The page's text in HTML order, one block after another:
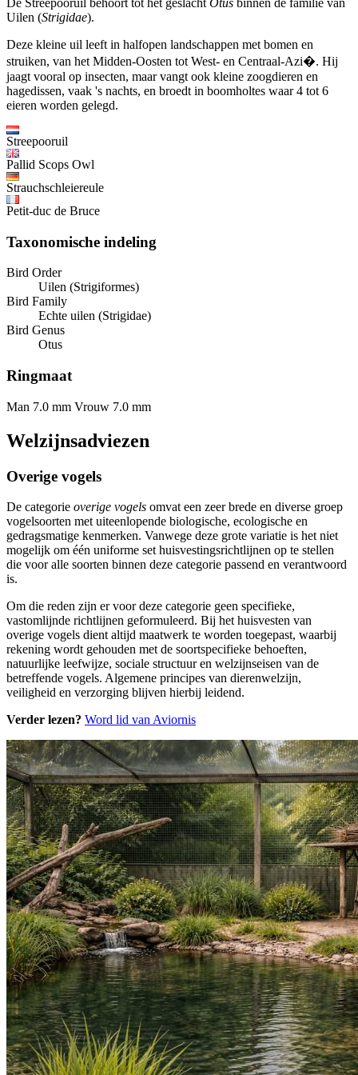
De Streepooruil behoort tot het geslacht Otus binnen de familie van
Uilen (Strigidae).
Deze kleine uil leeft in halfopen landschappen met bomen en
struiken, van het Midden-Oosten tot West- en Centraal-Azi�. Hij
jaagt vooral op insecten, maar vangt ook kleine zoogdieren en
hagedissen, vaak 's nachts, en broedt in boomholtes waar 4 tot 6
eieren worden gelegd.
Streepooruil
Pallid Scops Owl
Strauchschleiereule
Petit-duc de Bruce
Taxonomische indeling
Bird Order
Uilen (Strigiformes)
Bird Family
Echte uilen (Strigidae)
Bird Genus
Otus
Ringmaat
Man 7.0 mm Vrouw 7.0 mm
Welzijnsadviezen
Overige vogels
De categorie overige vogels omvat een zeer brede en diverse groep
vogelsoorten met uiteenlopende biologische, ecologische en
gedragsmatige kenmerken. Vanwege deze grote variatie is het niet
mogelijk om één uniforme set huisvestingsrichtlijnen op te stellen
die voor alle soorten binnen deze categorie passend en verantwoord
is.
Om die reden zijn er voor deze categorie geen specifieke,
vastomlijnde richtlijnen geformuleerd. Bij het huisvesten van
overige vogels dient altijd maatwerk te worden toegepast, waarbij
rekening wordt gehouden met de soortspecifieke behoeften,
natuurlijke leefwijze, sociale structuur en welzijnseisen van de
betreffende vogels. Algemene principes van dierenwelzijn,
veiligheid en verzorging blijven hierbij leidend.
Verder lezen? Word lid van Aviornis